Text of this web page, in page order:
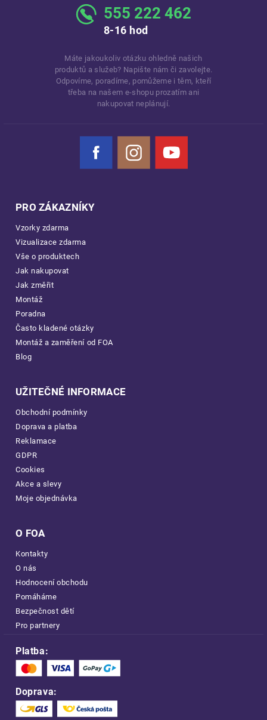
555 222 462
8-16 hod
Máte jakoukoliv otázku ohledně našich
produktů a služeb? Napište nám či zavolejte.
Odpovíme, poradíme, pomůžeme i těm, kteří
třeba na našem e-shopu prozatím ani
nakupovat neplánují.
Facebook Instagram YouTube
PRO ZÁKAZNÍKY
Vzorky zdarma
Vizualizace zdarma
Vše o produktech
Jak nakupovat
Jak změřit
Montáž
Poradna
Často kladené otázky
Montáž a zaměření od FOA
Blog
UŽITEČNÉ INFORMACE
Obchodní podmínky
Doprava a platba
Reklamace
GDPR
Cookies
Akce a slevy
Moje objednávka
O FOA
Kontakty
O nás
Hodnocení obchodu
Pomáháme
Bezpečnost dětí
Pro partnery
Platba:
Doprava: